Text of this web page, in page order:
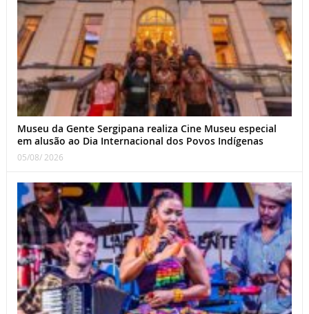
Museu da Gente Sergipana realiza Cine Museu especial
em alusão ao Dia Internacional dos Povos Indígenas
05/08/ 2026